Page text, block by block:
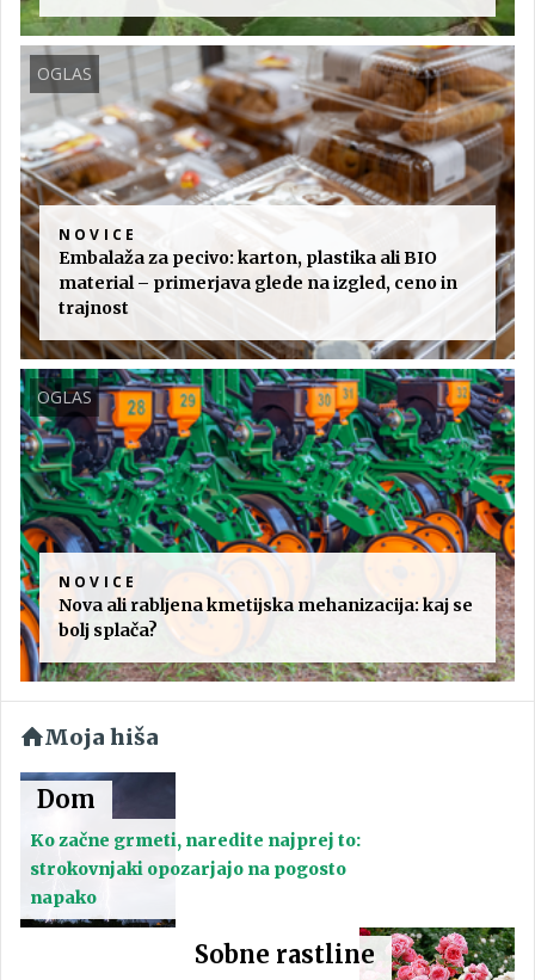
OGLAS
NOVICE
Embalaža za pecivo: karton, plastika ali BIO
material – primerjava glede na izgled, ceno in
trajnost
OGLAS
NOVICE
Nova ali rabljena kmetijska mehanizacija: kaj se
bolj splača?
Moja hiša
Dom
Ko začne grmeti, naredite najprej to:
strokovnjaki opozarjajo na pogosto
napako
Sobne rastline